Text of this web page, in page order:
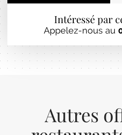
Intéressé par
Appelez-nous au
Autres